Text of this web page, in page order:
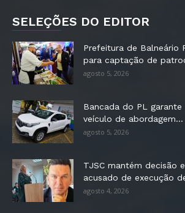
SELEÇÕES DO EDITOR
Prefeitura de Balneário
para captação de
agosto 5, 2026
Bancada do PL garante
veículo de abordagem...
agosto 5, 2026
TJSC mantém decisão
acusado de execução
agosto 4, 2026